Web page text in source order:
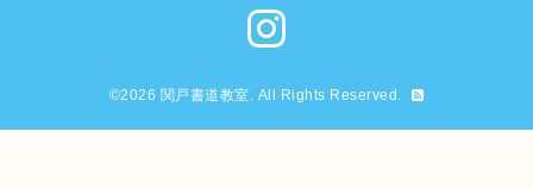
©2026 関戸書道教室. All Rights Reserved.